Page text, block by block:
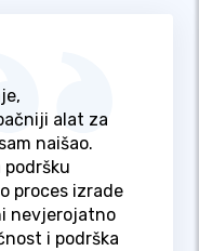
alat za
naišao.
proces izrade
nevjerojatno
i podrška